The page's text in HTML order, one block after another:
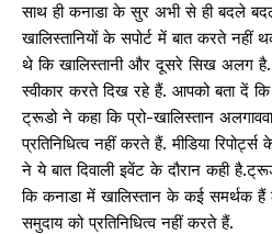
साथ ही कनाडा के सुर अभी से ही बदले
खालिस्तानियों के सपोर्ट में बात करते
थे कि खालिस्तानी और दूसरे सिख अलग
स्वीकार करते दिख रहे हैं. आपको बता दें कि
ट्रूडो ने कहा कि प्रो-खालिस्तान
प्रतिनिधित्व नहीं करते हैं. मीडिया
ने ये बात दिवाली इवेंट के दौरान कही
कि कनाडा में खालिस्तान के कई समर्थक
समुदाय को प्रतिनिधित्व नहीं करते हैं.